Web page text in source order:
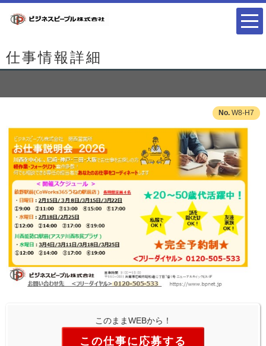
仕事情報詳細
W8-H7
このままWEBから！
この仕事に応募する